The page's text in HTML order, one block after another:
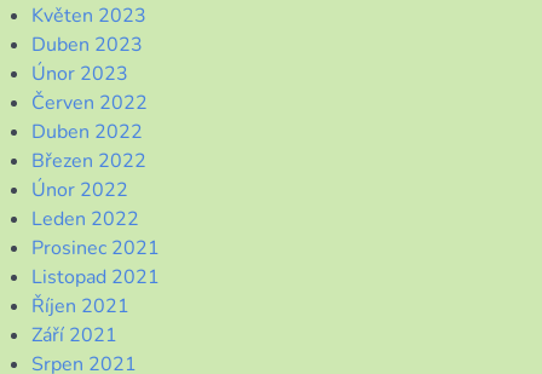
Květen 2023
Duben 2023
Únor 2023
Červen 2022
Duben 2022
Březen 2022
Únor 2022
Leden 2022
Prosinec 2021
Listopad 2021
Říjen 2021
Září 2021
Srpen 2021